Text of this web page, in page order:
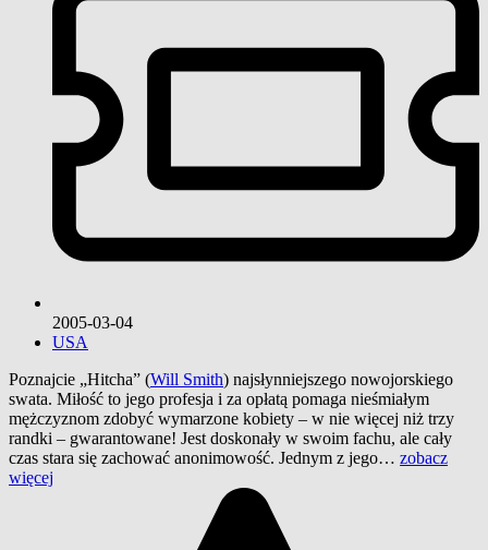
2005-03-04
USA
Poznajcie „Hitcha” (Will Smith) najsłynniejszego nowojorskiego
swata. Miłość to jego profesja i za opłatą pomaga nieśmiałym
mężczyznom zdobyć wymarzone kobiety – w nie więcej niż trzy
randki – gwarantowane! Jest doskonały w swoim fachu, ale cały
czas stara się zachować anonimowość. Jednym z jego… zobacz
więcej